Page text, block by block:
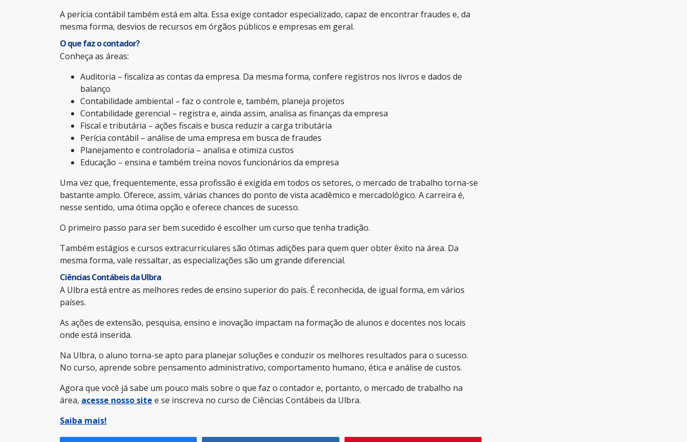
A perícia contábil também está em alta. Essa exige contador especializado, capaz de encontrar fraudes e, da
mesma forma, desvios de recursos em órgãos públicos e empresas em geral.
O que faz o contador?
Conheça as áreas:
Auditoria – fiscaliza as contas da empresa. Da mesma forma, confere registros nos livros e dados de
balanço
Contabilidade ambiental – faz o controle e, também, planeja projetos
Contabilidade gerencial – registra e, ainda assim, analisa as finanças da empresa
Fiscal e tributária – ações fiscais e busca reduzir a carga tributária
Perícia contábil – análise de uma empresa em busca de fraudes
Planejamento e controladoria – analisa e otimiza custos
Educação – ensina e também treina novos funcionários da empresa
Uma vez que, frequentemente, essa profissão é exigida em todos os setores, o mercado de trabalho torna-se
bastante amplo. Oferece, assim, várias chances do ponto de vista acadêmico e mercadológico. A carreira é,
nesse sentido, uma ótima opção e oferece chances de sucesso.
O primeiro passo para ser bem sucedido é escolher um curso que tenha tradição.
Também estágios e cursos extracurriculares são ótimas adições para quem quer obter êxito na área. Da
mesma forma, vale ressaltar, as especializações são um grande diferencial.
Ciências Contábeis da Ulbra
A Ulbra está entre as melhores redes de ensino superior do país. É reconhecida, de igual forma, em vários
países.
As ações de extensão, pesquisa, ensino e inovação impactam na formação de alunos e docentes nos locais
onde está inserida.
Na Ulbra, o aluno torna-se apto para planejar soluções e conduzir os melhores resultados para o sucesso.
No curso, aprende sobre pensamento administrativo, comportamento humano, ética e análise de custos.
Agora que você já sabe um pouco mais sobre o que faz o contador e, portanto, o mercado de trabalho na
área, acesse nosso site e se inscreva no curso de Ciências Contábeis da Ulbra.
Saiba mais!